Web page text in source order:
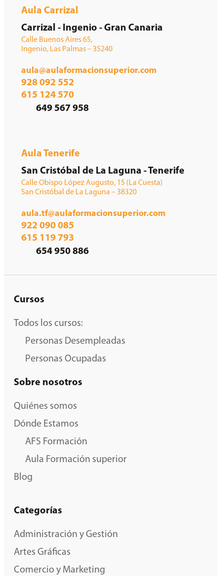
Aula Carrizal
Carrizal - Ingenio - Gran Canaria
Calle Buenos Aires 65,
Ingenio, Las Palmas – 35240
aula@aulaformacionsuperior.com
928 092 552
615 124 570
649 567 958
Aula Tenerife
San Cristóbal de La Laguna - Tenerife
Calle Obispo López Augusto, 15 (La Cuesta)
San Cristóbal de La Laguna – 38320
aula.tf@aulaformacionsuperior.com
922 090 085
615 119 793
654 950 886
Cursos
Todos los cursos:
Personas Desempleadas
Personas Ocupadas
Sobre nosotros
Quiénes somos
Dónde Estamos
AFS Formación
Aula Formación superior
Blog
Categorías
Administración y Gestión
Artes Gráficas
Comercio y Marketing